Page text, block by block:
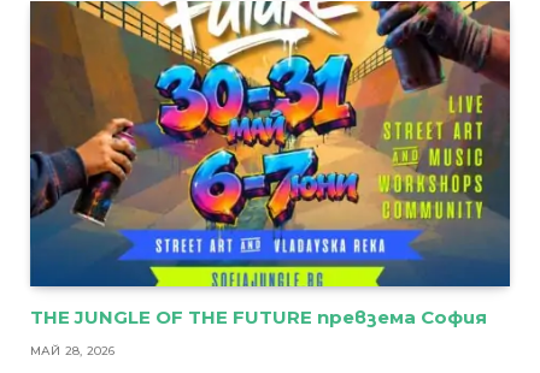
THE JUNGLE OF THE FUTURE превзема София
МАЙ 28, 2026